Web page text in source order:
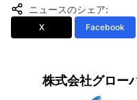
ニュースのシェア:
X Facebook
株式会社グロー